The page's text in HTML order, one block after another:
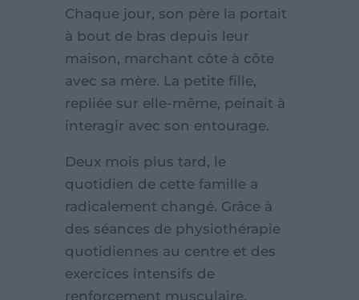
Chaque jour, son père la portait
à bout de bras depuis leur
maison, marchant côte à côte
avec sa mère. La petite fille,
repliée sur elle-même, peinait à
interagir avec son entourage.
Deux mois plus tard, le
quotidien de cette famille a
radicalement changé. Grâce à
des séances de physiothérapie
quotidiennes au centre et des
exercices intensifs de
renforcement musculaire,